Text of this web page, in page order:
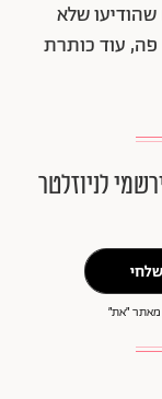
שלא
פה, עוד כותרת
לניוזלטר
שלחי
״את״